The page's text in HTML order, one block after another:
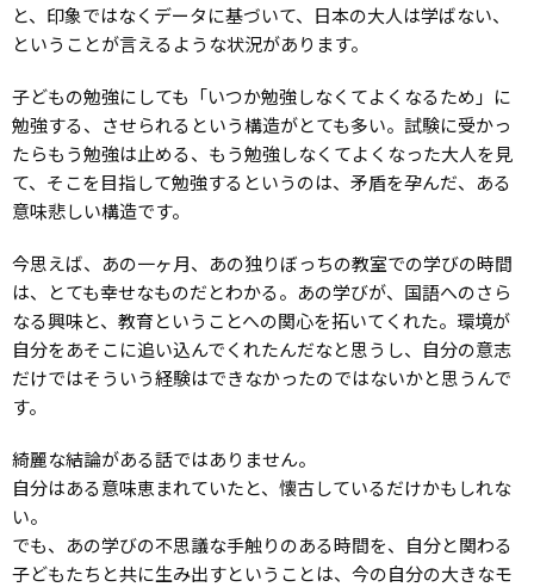
と、印象ではなくデータに基づいて、日本の大人は学ばない、
ということが言えるような状況があります。
子どもの勉強にしても「いつか勉強しなくてよくなるため」に
勉強する、させられるという構造がとても多い。試験に受かっ
たらもう勉強は止める、もう勉強しなくてよくなった大人を見
て、そこを目指して勉強するというのは、矛盾を孕んだ、ある
意味悲しい構造です。
今思えば、あの一ヶ月、あの独りぼっちの教室での学びの時間
は、とても幸せなものだとわかる。あの学びが、国語へのさら
なる興味と、教育ということへの関心を拓いてくれた。環境が
自分をあそこに追い込んでくれたんだなと思うし、自分の意志
だけではそういう経験はできなかったのではないかと思うんで
す。
綺麗な結論がある話ではありません。
自分はある意味恵まれていたと、懐古しているだけかもしれな
い。
でも、あの学びの不思議な手触りのある時間を、自分と関わる
子どもたちと共に生み出すということは、今の自分の大きなモ